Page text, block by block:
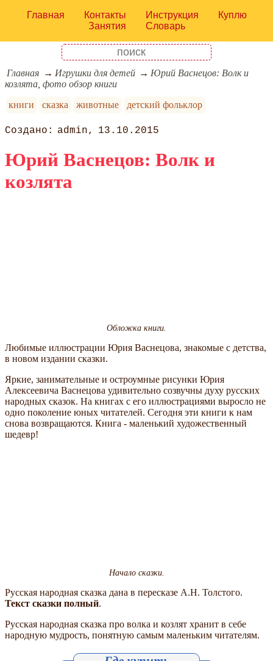
Главная Контакты Инструкция
Куплю
Занятия
Словарь
Главная Игрушки для детей
Юрий Васнецов: Волк и
козлята, фото обзор книги
книги
сказка животные детский фольклор
admin 13.10.2015
Юрий Васнецов: Волк и
козлята
Обложка книги.
Любимые иллюстрации Юрия Васнецова, знакомые с детства,
в новом издании сказки.
Яркие, занимательные и остроумные рисунки Юрия
Алексеевича Васнецова удивительно созвучны духу русских
народных сказок. На книгах с его иллюстрациями выросло не
одно поколение юных читателей. Сегодня эти книги к нам
снова возвращаются. Книга - маленький художественный
шедевр!
Начало сказки.
Русская народная сказка дана в пересказе А.Н. Толстого.
Текст сказки полный.
Русская народная сказка про волка и козлят хранит в себе
народную мудрость, понятную самым маленьким читателям.